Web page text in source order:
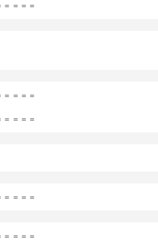
＝＝＝＝
＝＝＝＝
＝＝＝＝
＝＝＝＝
＝＝＝＝